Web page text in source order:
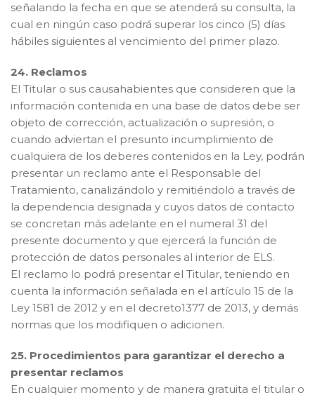
señalando la fecha en que se atenderá su consulta, la
cual en ningún caso podrá superar los cinco (5) días
hábiles siguientes al vencimiento del primer plazo.
24. Reclamos
El Titular o sus causahabientes que consideren que la
información contenida en una base de datos debe ser
objeto de corrección, actualización o supresión, o
cuando adviertan el presunto incumplimiento de
cualquiera de los deberes contenidos en la Ley, podrán
presentar un reclamo ante el Responsable del
Tratamiento, canalizándolo y remitiéndolo a través de
la dependencia designada y cuyos datos de contacto
se concretan más adelante en el numeral 31 del
presente documento y que ejercerá la función de
protección de datos personales al interior de ELS.
El reclamo lo podrá presentar el Titular, teniendo en
cuenta la información señalada en el artículo 15 de la
Ley 1581 de 2012 y en el decreto1377 de 2013, y demás
normas que los modifiquen o adicionen.
25. Procedimientos para garantizar el derecho a
presentar reclamos
En cualquier momento y de manera gratuita el titular o